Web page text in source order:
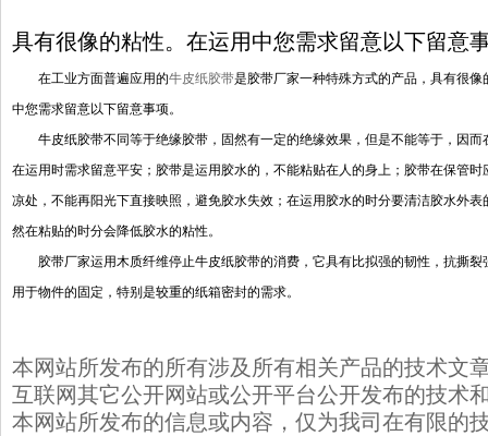
具有很像的粘性。在运用中您需求留意以下留意
在工业方面普遍应用的牛皮纸胶带是胶带厂家一种特殊方式的产品，具有很像
中您需求留意以下留意事项。
牛皮纸胶带不同等于绝缘胶带，固然有一定的绝缘效果，但是不能等于，因而
在运用时需求留意平安；胶带是运用胶水的，不能粘贴在人的身上；胶带在保管时
凉处，不能再阳光下直接映照，避免胶水失效；在运用胶水的时分要清洁胶水外表
然在粘贴的时分会降低胶水的粘性。
胶带厂家运用木质纤维停止牛皮纸胶带的消费，它具有比拟强的韧性，抗撕裂
用于物件的固定，特别是较重的纸箱密封的需求。
本网站所发布的所有涉及所有相关产品的技术文
互联网其它公开网站或公开平台公开发布的技术
本网站所发布的信息或内容，仅为我司在有限的